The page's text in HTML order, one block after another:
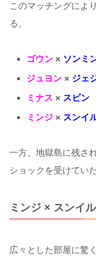
このマッチングによ
る。
ゴウン × ソンミ
ジュヨン × ジェ
ミナス × スビン
ミンジ × スンイ
一方、地獄島に残さ
ショックを受けていた
ミンジ × スンイル
広々とした部屋に驚く